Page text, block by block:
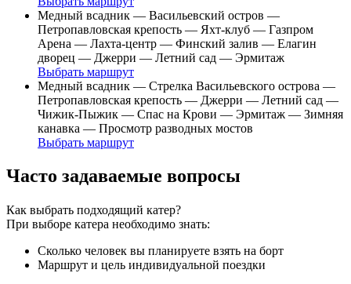
Медный всадник — Васильевский остров —
Петропавловская крепость — Яхт-клуб — Газпром
Арена — Лахта-центр — Финский залив — Елагин
дворец — Джерри — Летний сад — Эрмитаж
Выбрать маршрут
Медный всадник — Стрелка Васильевского острова —
Петропавловская крепость — Джерри — Летний сад —
Чижик-Пыжик — Спас на Крови — Эрмитаж — Зимняя
канавка — Просмотр разводных мостов
Выбрать маршрут
Часто задаваемые вопросы
Как выбрать подходящий катер?
При выборе катера необходимо знать:
Сколько человек вы планируете взять на борт
Маршрут и цель индивидуальной поездки